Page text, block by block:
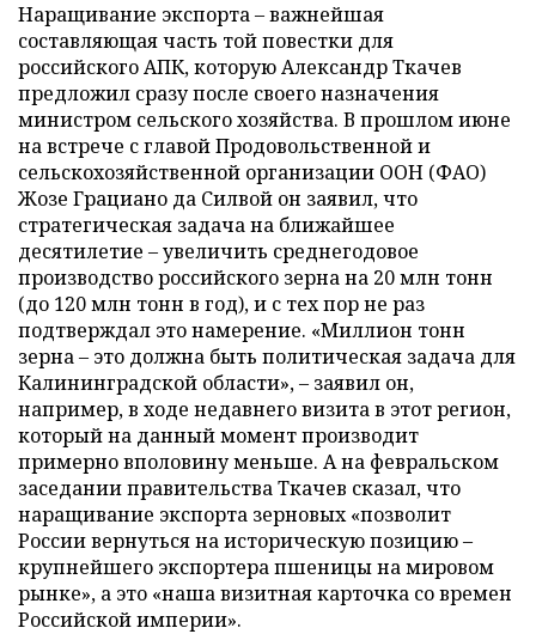
Наращивание экспорта – важнейшая
составляющая часть той повестки для
российского АПК, которую Александр Ткачев
предложил сразу после своего назначения
министром сельского хозяйства. В прошлом июне
на встрече с главой Продовольственной и
сельскохозяйственной организации ООН (ФАО)
Жозе Грациано да Силвой он заявил, что
стратегическая задача на ближайшее
десятилетие – увеличить среднегодовое
производство российского зерна на 20 млн тонн
(до 120 млн тонн в год), и с тех пор не раз
подтверждал это намерение. «Миллион тонн
зерна – это должна быть политическая задача для
Калининградской области», – заявил он,
например, в ходе недавнего визита в этот регион,
который на данный момент производит
примерно вполовину меньше. А на февральском
заседании правительства Ткачев сказал, что
наращивание экспорта зерновых «позволит
России вернуться на историческую позицию –
крупнейшего экспортера пшеницы на мировом
рынке», а это «наша визитная карточка со времен
Российской империи».